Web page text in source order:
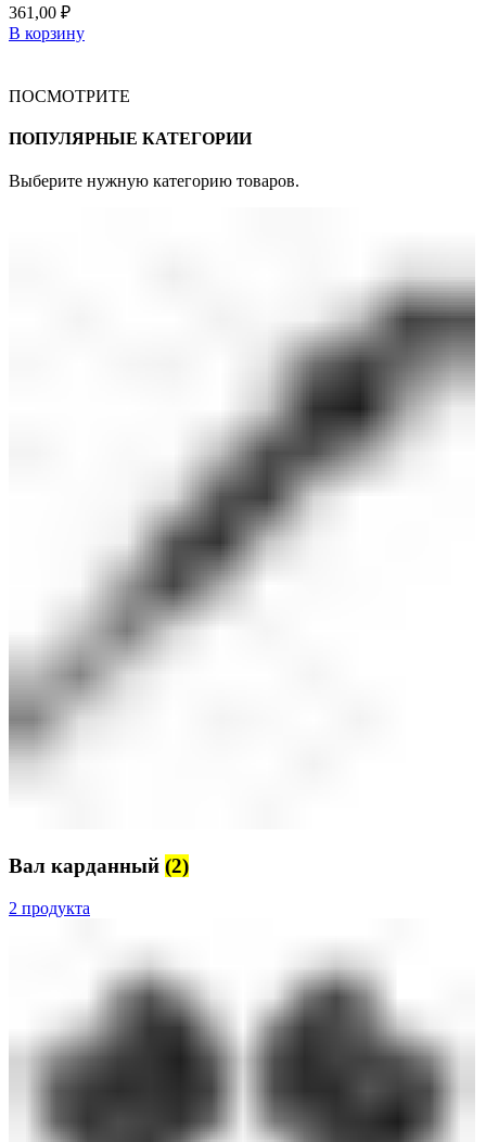
361,00 ₽
В корзину
ПОСМОТРИТЕ
ПОПУЛЯРНЫЕ КАТЕГОРИИ
Выберите нужную категорию товаров.
Вал карданный (2)
2 продукта